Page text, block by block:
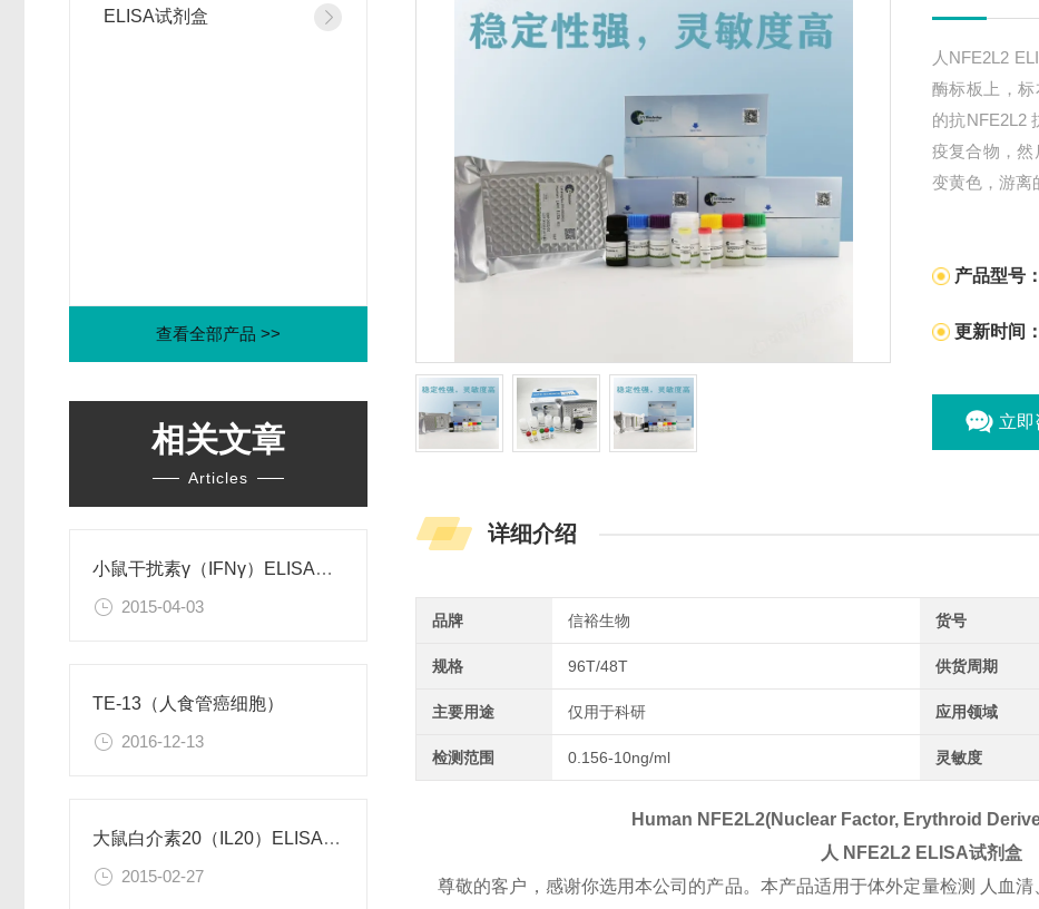
ELISA试剂盒
查看全部产品 >>
相关文章
Articles
小鼠干扰素γ（IFNγ）ELISA试剂盒
2015-04-03
TE-13（人食管癌细胞）
2016-12-13
大鼠白介素20（IL20）ELISA试剂盒
2015-02-27
人NFE2L2
酶标板上，
的抗NFE2L2
疫复合物，
变黄色，游离
产品型号：
更新时间：
立即
详细介绍
品牌 信裕生物 货号
规格 96T/48T 供货周期
主要用途 仅用于科研 应用领域
检测范围 0.156-10ng/ml 灵敏度
Human NFE2L2(Nuclear Factor, Erythroid
人 NFE2L2 ELISA试剂盒
尊敬的客户，感谢你选用本公司的产品。本产品适用于体外定量检测 人血